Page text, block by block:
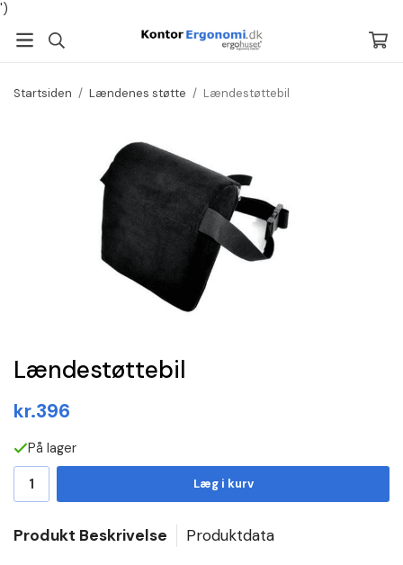
')
Startsiden / Lændenes støtte / Lændestøttebil
Lændestøttebil
kr.396
På lager
Læg i kurv
Produkt Beskrivelse Produktdata